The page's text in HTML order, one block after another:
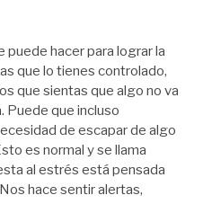
hacer para lograr la
que lo tienes controlado,
que sientas que algo no va
Puede que incluso
de escapar de algo
es normal y se llama
al estrés está pensada
hace sentir alertas,